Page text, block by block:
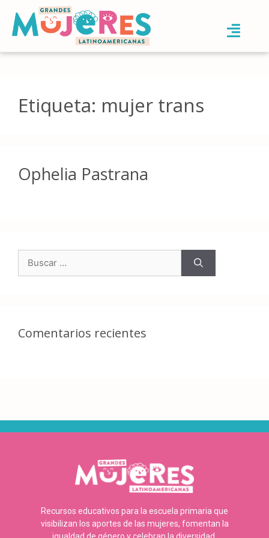
Etiqueta: mujer trans
Ophelia Pastrana
Comentarios recientes
Recursos educativos para la escuela primaria que
visibilizan los aportes de las mujeres, fomentan la
igualdad de género y celebran la diversidad.